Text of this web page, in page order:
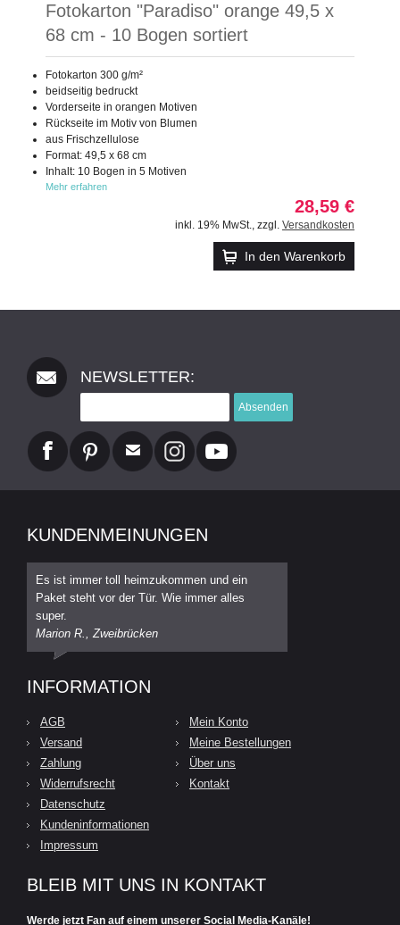
Fotokarton "Paradiso" orange 49,5 x
68 cm - 10 Bogen sortiert
Fotokarton 300 g/m²
beidseitig bedruckt
Vorderseite in orangen Motiven
Rückseite im Motiv von Blumen
aus Frischzellulose
Format: 49,5 x 68 cm
Inhalt: 10 Bogen in 5 Motiven
Mehr erfahren
28,59 €
inkl. 19% MwSt., zzgl. Versandkosten
In den Warenkorb
NEWSLETTER:
Absenden
KUNDENMEINUNGEN
Es ist immer toll heimzukommen und ein
Paket steht vor der Tür. Wie immer alles
super.
Marion R., Zweibrücken
INFORMATION
AGB
Versand
Zahlung
Widerrufsrecht
Datenschutz
Kundeninformationen
Impressum
Mein Konto
Meine Bestellungen
Über uns
Kontakt
BLEIB MIT UNS IN KONTAKT
Werde jetzt Fan auf einem unserer Social Media-Kanäle!